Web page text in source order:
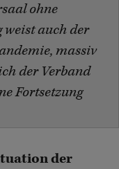
ohne
weist auch der
massiv
der Verband
Fortsetzung
der